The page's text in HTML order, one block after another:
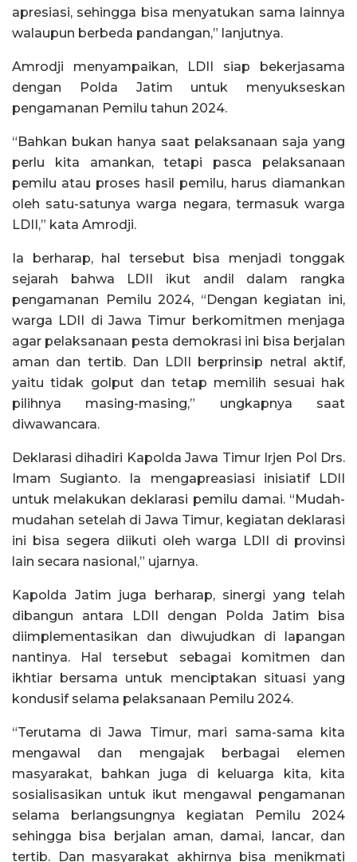
apresiasi, sehingga bisa menyatukan sama lainnya
walaupun berbeda pandangan,” lanjutnya.
Amrodji menyampaikan, LDII siap bekerjasama
dengan Polda Jatim untuk menyukseskan
pengamanan Pemilu tahun 2024.
“Bahkan bukan hanya saat pelaksanaan saja yang
perlu kita amankan, tetapi pasca pelaksanaan
pemilu atau proses hasil pemilu, harus diamankan
oleh satu-satunya warga negara, termasuk warga
LDII,” kata Amrodji.
Ia berharap, hal tersebut bisa menjadi tonggak
sejarah bahwa LDII ikut andil dalam rangka
pengamanan Pemilu 2024, “Dengan kegiatan ini,
warga LDII di Jawa Timur berkomitmen menjaga
agar pelaksanaan pesta demokrasi ini bisa berjalan
aman dan tertib. Dan LDII berprinsip netral aktif,
yaitu tidak golput dan tetap memilih sesuai hak
pilihnya masing-masing,” ungkapnya saat
diwawancara.
Deklarasi dihadiri Kapolda Jawa Timur Irjen Pol Drs.
Imam Sugianto. Ia mengapreasiasi inisiatif LDII
untuk melakukan deklarasi pemilu damai. “Mudah-
mudahan setelah di Jawa Timur, kegiatan deklarasi
ini bisa segera diikuti oleh warga LDII di provinsi
lain secara nasional,” ujarnya.
Kapolda Jatim juga berharap, sinergi yang telah
dibangun antara LDII dengan Polda Jatim bisa
diimplementasikan dan diwujudkan di lapangan
nantinya. Hal tersebut sebagai komitmen dan
ikhtiar bersama untuk menciptakan situasi yang
kondusif selama pelaksanaan Pemilu 2024.
“Terutama di Jawa Timur, mari sama-sama kita
mengawal dan mengajak berbagai elemen
masyarakat, bahkan juga di keluarga kita, kita
sosialisasikan untuk ikut mengawal pengamanan
selama berlangsungnya kegiatan Pemilu 2024
sehingga bisa berjalan aman, damai, lancar, dan
tertib. Dan masyarakat akhirnya bisa menikmati